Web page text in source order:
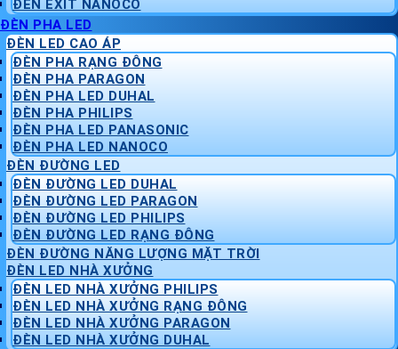
ĐÈN EXIT NANOCO
ĐÈN PHA LED
ĐÈN LED CAO ÁP
ĐÈN PHA RẠNG ĐÔNG
ĐÈN PHA PARAGON
ĐÈN PHA LED DUHAL
ĐÈN PHA PHILIPS
ĐÈN PHA LED PANASONIC
ĐÈN PHA LED NANOCO
ĐÈN ĐƯỜNG LED
ĐÈN ĐƯỜNG LED DUHAL
ĐÈN ĐƯỜNG LED PARAGON
ĐÈN ĐƯỜNG LED PHILIPS
ĐÈN ĐƯỜNG LED RẠNG ĐÔNG
ĐÈN ĐƯỜNG NĂNG LƯỢNG MẶT TRỜI
ĐÈN LED NHÀ XƯỞNG
ĐÈN LED NHÀ XƯỞNG PHILIPS
ĐÈN LED NHÀ XƯỞNG RẠNG ĐÔNG
ĐÈN LED NHÀ XƯỞNG PARAGON
ĐÈN LED NHÀ XƯỞNG DUHAL